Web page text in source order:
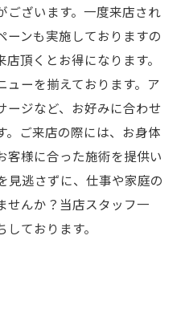
ございます。一度来店され
ーンも実施しておりますの
頂くとお得になります。
ューを揃えております。ア
ージなど、お好みに合わせ
。ご来店の際には、お身体
客様に合った施術を提供い
見逃さずに、仕事や家庭の
せんか？当店スタッフ一
ております。